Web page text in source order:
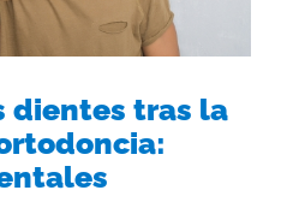
dientes tras la